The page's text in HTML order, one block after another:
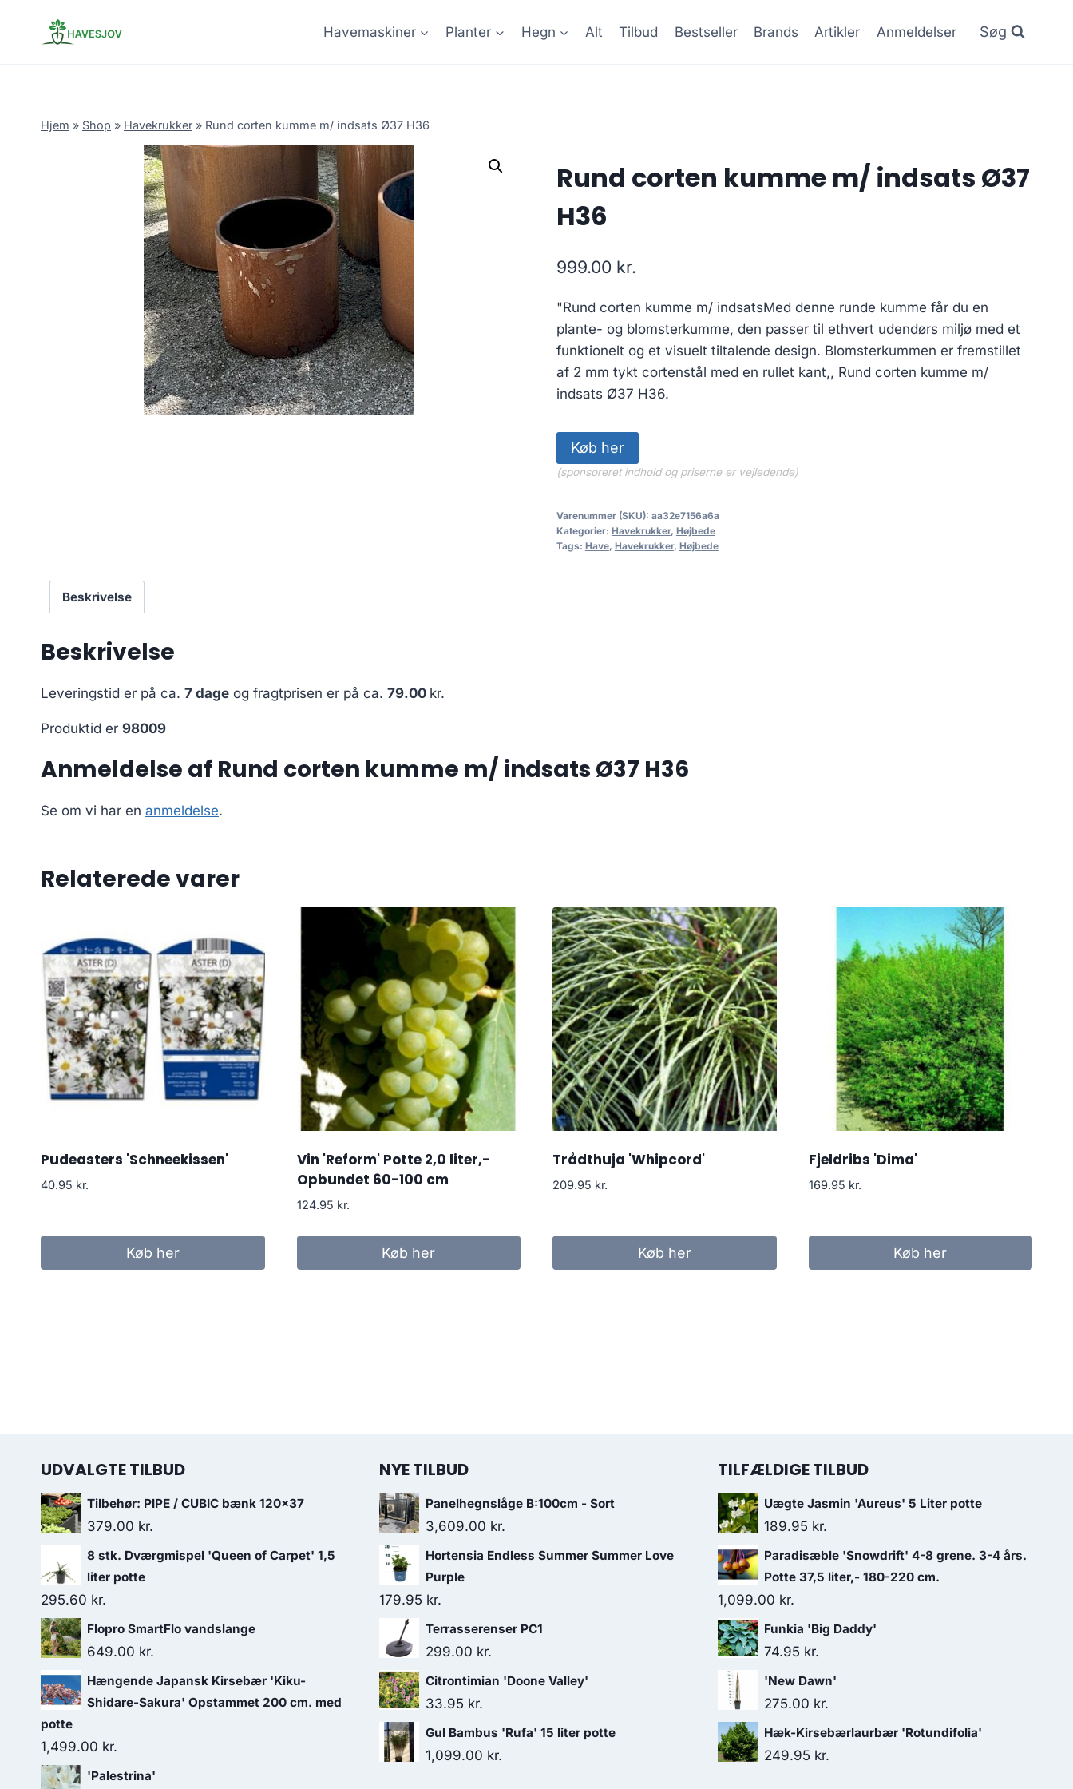
Havemaskiner Planter Hegn Alt Tilbud Bestseller Brands Artikler Anmeldelser Søg
Hjem » Shop » Havekrukker » Rund corten kumme m/ indsats Ø37 H36
Rund corten kumme m/ indsats Ø37
H36
999.00 kr.
"Rund corten kumme m/ indsatsMed denne runde kumme får du en
plante- og blomsterkumme, den passer til ethvert udendørs miljø med et
funktionelt og et visuelt tiltalende design. Blomsterkummen er fremstillet
af 2 mm tykt cortenstål med en rullet kant,, Rund corten kumme m/
indsats Ø37 H36.
Køb her
(sponsoreret indhold og priserne er vejledende)
Varenummer (SKU): aa32e7156a6a
Kategorier: Havekrukker, Højbede
Tags: Have, Havekrukker, Højbede
Beskrivelse
Beskrivelse
Leveringstid er på ca. 7 dage og fragtprisen er på ca. 79.00 kr.
Produktid er 98009
Anmeldelse af Rund corten kumme m/ indsats Ø37 H36
Se om vi har en anmeldelse.
Relaterede varer
Pudeasters 'Schneekissen'
40.95 kr.
Køb her
Vin 'Reform' Potte 2,0 liter,-
Opbundet 60-100 cm
124.95 kr.
Køb her
Trådthuja 'Whipcord'
209.95 kr.
Køb her
Fjeldribs 'Dima'
169.95 kr.
Køb her
UDVALGTE TILBUD
Tilbehør: PIPE / CUBIC bænk 120x37
379.00 kr.
8 stk. Dværgmispel 'Queen of Carpet' 1,5
liter potte
295.60 kr.
Flopro SmartFlo vandslange
649.00 kr.
Hængende Japansk Kirsebær 'Kiku-
Shidare-Sakura' Opstammet 200 cm. med
potte
1,499.00 kr.
'Palestrina'
NYE TILBUD
Panelhegnslåge B:100cm - Sort
3,609.00 kr.
Hortensia Endless Summer Summer Love
Purple
179.95 kr.
Terrasserenser PC1
299.00 kr.
Citrontimian 'Doone Valley'
33.95 kr.
Gul Bambus 'Rufa' 15 liter potte
1,099.00 kr.
TILFÆLDIGE TILBUD
Uægte Jasmin 'Aureus' 5 Liter potte
189.95 kr.
Paradisæble 'Snowdrift' 4-8 grene. 3-4 års.
Potte 37,5 liter,- 180-220 cm.
1,099.00 kr.
Funkia 'Big Daddy'
74.95 kr.
'New Dawn'
275.00 kr.
Hæk-Kirsebærlaurbær 'Rotundifolia'
249.95 kr.